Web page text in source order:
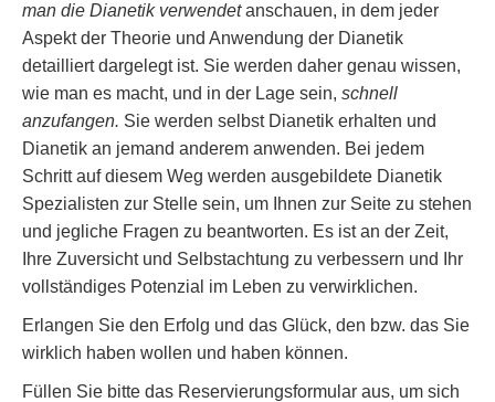
man die Dianetik verwendetanschauen, in dem jeder
Aspekt der Theorie und Anwendung der Dianetik
detailliert dargelegt ist. Sie werden daher genau wissen,
wie man es macht, und in der Lage sein, schnell
anzufangen. Sie werden selbst Dianetik erhalten und
Dianetik an jemand anderem anwenden. Bei jedem
Schritt auf diesem Weg werden ausgebildete Dianetik
Spezialisten zur Stelle sein, um Ihnen zur Seite zu stehen
und jegliche Fragen zu beantworten. Es ist an der Zeit,
Ihre Zuversicht und Selbstachtung zu verbessern und Ihr
vollständiges Potenzial im Leben zu verwirklichen.
Erlangen Sie den Erfolg und das Glück, den bzw. das Sie
wirklich haben wollen und haben können.
Füllen Sie bitte das Reservierungsformular aus, um sich